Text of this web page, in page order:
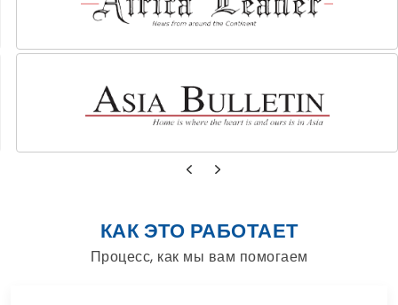
КАК ЭТО РАБОТАЕТ
Процесс, как мы вам помогаем